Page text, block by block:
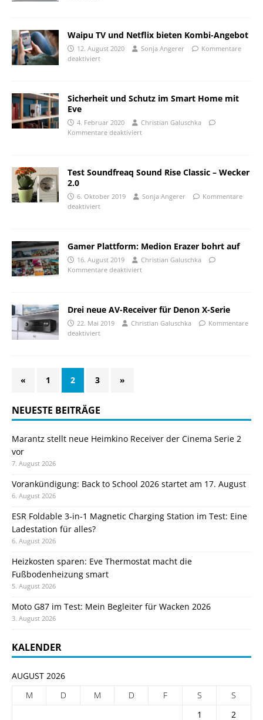
Waipu TV und Netflix bieten Kombi-Angebot
12. August 2020 Sonja Angerer
Kommentare
deaktiviert
Sicherheit und Schutz im Smart Home mit
Eve
4. Februar 2020
Christian Galuschka
Kommentare deaktiviert
Test Soundfreaq Sound Rise Classic – Wecker
2.0
6. Oktober 2019 Sonja Angerer
Kommentare
deaktiviert
Gamer Plattform: Medion Erazer bohrt auf
16. August 2019
Christian Galuschka
Kommentare deaktiviert
Drei neue AV-Receiver für Denon X-Serie
22. Mai 2019 Christian Galuschka
Kommentare
deaktiviert
« 1 2 3 »
NEUESTE BEITRÄGE
Marantz stellt neue Heimkino Receiver der Cinema Serie 2
vor
7. August 2026
Vorankündigung: Back to School 2026 startet am 17. August
6. August 2026
ESR Foldable 3-in-1 Magnetic Charging Station im Test: Eine
Ladestation für alles?
6. August 2026
Heizkosten sparen: Eve Thermostat macht die
Fußbodenheizung smart
5. August 2026
Moto G87 im Test: Mein Begleiter für Wacken 2026
3. August 2026
KALENDER
AUGUST 2026
M
D M D F S
S
1
2